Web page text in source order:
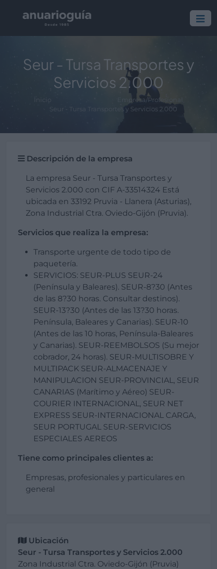
Seur - Tursa Transportes y
Servicios 2.000
Inicio
Empresa/Profesional
Seur - Tursa Transportes y Servicios 2.000
Descripción de la empresa
La empresa Seur - Tursa Transportes y
Servicios 2.000 con CIF A-33514324 Está
ubicada en 33192 Pruvia - Llanera (Asturias),
Zona Industrial Ctra. Oviedo-Gijón (Pruvia).
Servicios que realiza la empresa:
Transporte urgente de todo tipo de
paquetería.
SERVICIOS: SEUR-PLUS SEUR-24
(Península y Baleares). SEUR-8?30 (Antes
de las 8?30 horas. Consultar destinos).
SEUR-13?30 (Antes de las 13?30 horas.
Península, Baleares y Canarias). SEUR-10
(Antes de las 10 horas, Península-Baleares
y Canarias). SEUR-REEMBOLSOS (Su mejor
cobrador, 24 horas). SEUR-MULTISOBRE Y
MULTIPACK SEUR-ALMACENAJE Y
MANIPULACION SEUR-PROVINCIAL, SEUR
CANARIAS (Marítimo y Aéreo) SEUR-
COURIER INTERNACIONAL, SEUR NET
EXPRESS SEUR-INTERNACIONAL CARGA,
SEUR PORTUGAL SEUR-SERVICIOS
ESPECIALES AEREOS
Tiene como principales clientes a:
Empresas, profesionales y particulares en
general
Ubicación
Seur - Tursa Transportes y Servicios 2.000
Zona Industrial Ctra. Oviedo-Gijón (Pruvia)